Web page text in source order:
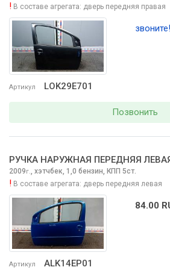
Артикул LOK29E701
! В составе агрегата: дверь передняя правая
звоните!
Позвонить
Артикул ALK14EP01
РУЧКА НАРУЖНАЯ ПЕРЕДНЯЯ
2009г., хэтчбек, 1,0 бензин, КПП 5ст.
! В составе агрегата: дверь передняя левая
84.00